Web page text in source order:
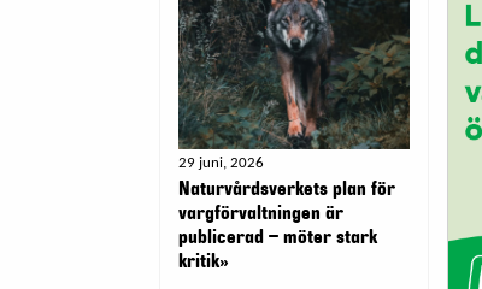
29 juni, 2026
Naturvårdsverkets plan för
vargförvaltningen är
publicerad – möter stark
kritik»